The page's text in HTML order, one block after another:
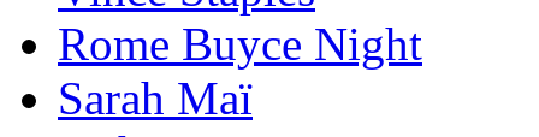
Rome Buyce Night
Sarah Maï